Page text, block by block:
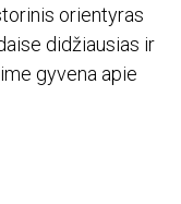
orientyras
didžiausias ir
gyvena apie